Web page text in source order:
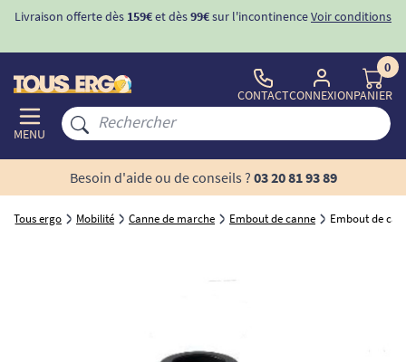
Livraison offerte dès 159€et dès99€sur l'incontinenceVoir conditions
MENU
CONTACTCONNEXION
0
PANIER
Besoin d'aide ou de conseils ? 03 20 81 93 89
Tous ergo Mobilité Canne de marche Embout de canne Embout de